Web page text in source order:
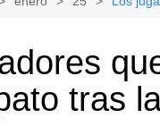
Licantén
Raucotras